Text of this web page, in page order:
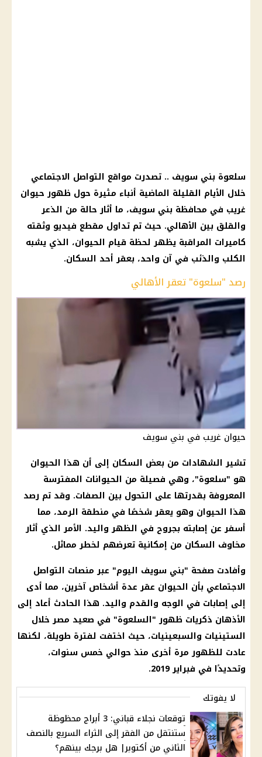
سلعوة بني سويف .. تصدرت مواقع التواصل الاجتماعي
خلال الأيام القليلة الماضية أنباء مثيرة حول ظهور حيوان
غريب في محافظة بني سويف، ما أثار حالة من الذعر
والقلق بين الأهالي. حيث تم تداول مقطع فيديو وثقته
كاميرات المراقبة يظهر لحظة قيام الحيوان، الذي يشبه
الكلب والذئب في آن واحد، بعقر أحد السكان.
رصد "سلعوة" تعقر الأهالي
حيوان غريب في بني سويف
تشير الشهادات من بعض السكان إلى أن هذا الحيوان
هو "سلعوة"، وهي فصيلة من الحيوانات المفترسة
المعروفة بقدرتها على التحول بين الصفات. وقد تم رصد
هذا الحيوان وهو يعقر شخصًا في منطقة الرمد، مما
أسفر عن إصابته بجروح في الظهر واليد. الأمر الذي أثار
مخاوف السكان من إمكانية تعرضهم لخطر مماثل.
وأفادت صفحة "بني سويف اليوم" عبر منصات التواصل
الاجتماعي بأن الحيوان عقر عدة أشخاص آخرين، مما أدى
إلى إصابات في الوجه والقدم واليد. هذا الحادث أعاد إلى
الأذهان ذكريات ظهور "السلعوة" في صعيد مصر خلال
الستينيات والسبعينيات، حيث اختفت لفترة طويلة، لكنها
عادت للظهور مرة أخرى منذ حوالي خمس سنوات،
وتحديدًا في فبراير 2019.
لا يفوتك
توقعات نجلاء قباني: 3 أبراج محظوظة
ستنتقل من الفقر إلى الثراء السريع بالنصف
الثاني من أكتوبر| هل برجك بينهم؟